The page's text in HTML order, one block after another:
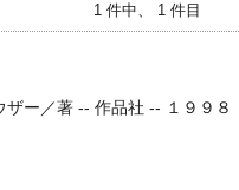
1 件中、 1 件目
ザー／著 -- 作品社 -- １９９８